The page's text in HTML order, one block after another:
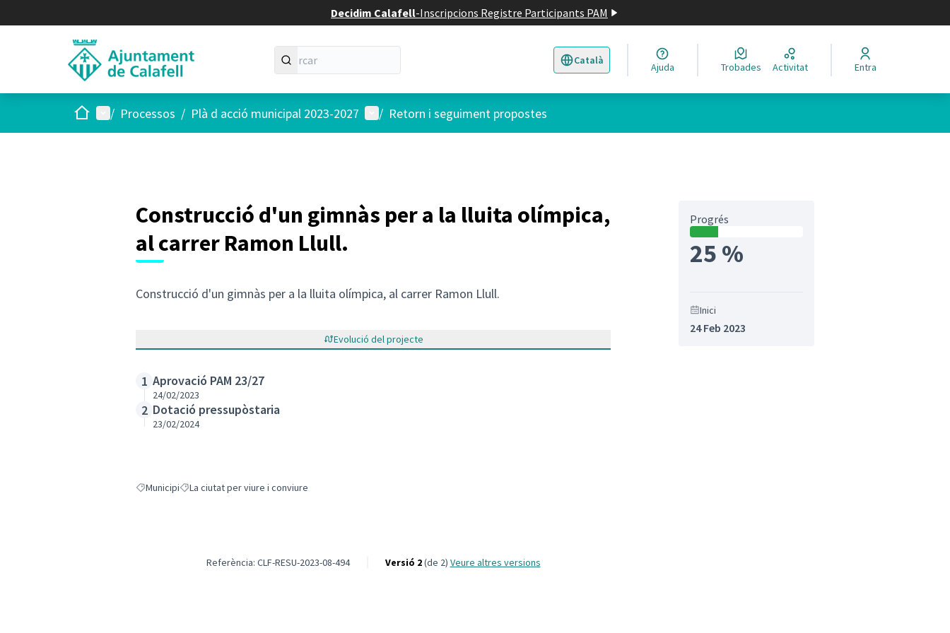
Decidim Calafell-Inscripcions Registre Participants PAM
Català
Triar la llengua Elegir el idioma
Ajuda Trobades Activitat Entra
Inici Menú principal
/ Processos / Plà d acció municipal 2023-2027 Menú d'usuari
/ Retorn i seguiment propostes
Construcció d'un gimnàs per a la lluita olímpica,
al carrer Ramon Llull.
Construcció d'un gimnàs per a la lluita olímpica, al carrer Ramon Llull.
Evolució del projecte
1 Aprovació PAM 23/27
24/02/2023
2 Dotació pressupòstaria
23/02/2024
Resultats en filtrar per: Municipi
MunicipiResultats en filtrar per: La ciutat per viure i conviure
La ciutat per viure i conviure
Progrés
25 %
Inici
24 Feb 2023
Referència: CLF-RESU-2023-08-494 Versió 2(de 2) veure altres versions